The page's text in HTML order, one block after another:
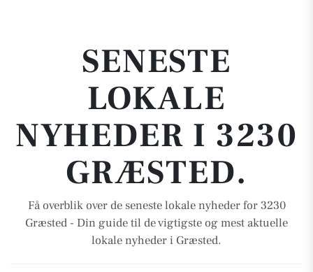
SENESTE
LOKALE
NYHEDER I 3230
GRÆSTED.
Få overblik over de seneste lokale nyheder for 3230
Græsted - Din guide til de vigtigste og mest aktuelle
lokale nyheder i Græsted.